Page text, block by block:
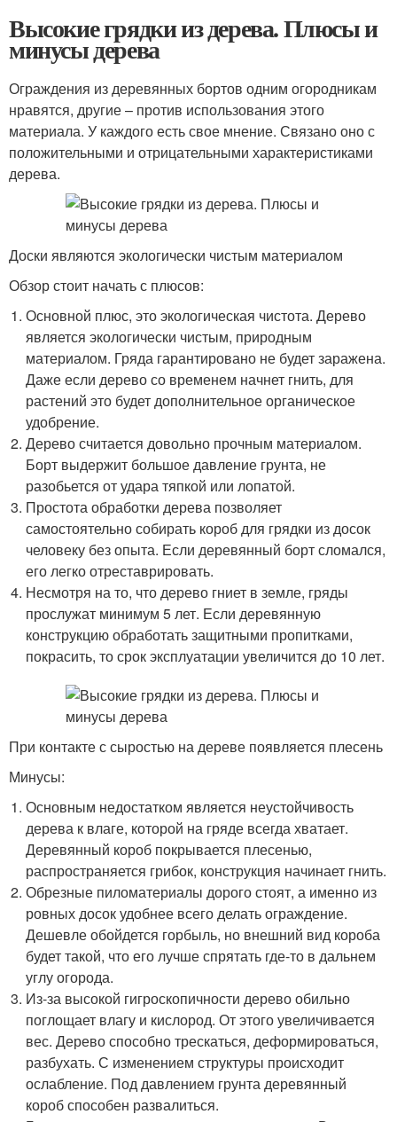
Высокие грядки из дерева. Плюсы и
минусы дерева
Ограждения из деревянных бортов одним огородникам
нравятся, другие – против использования этого
материала. У каждого есть свое мнение. Связано оно с
положительными и отрицательными характеристиками
дерева.
Доски являются экологически чистым материалом
Обзор стоит начать с плюсов:
Основной плюс, это экологическая чистота. Дерево
является экологически чистым, природным
материалом. Гряда гарантировано не будет заражена.
Даже если дерево со временем начнет гнить, для
растений это будет дополнительное органическое
удобрение.
Дерево считается довольно прочным материалом.
Борт выдержит большое давление грунта, не
разобьется от удара тяпкой или лопатой.
Простота обработки дерева позволяет
самостоятельно собирать короб для грядки из досок
человеку без опыта. Если деревянный борт сломался,
его легко отреставрировать.
Несмотря на то, что дерево гниет в земле, гряды
прослужат минимум 5 лет. Если деревянную
конструкцию обработать защитными пропитками,
покрасить, то срок эксплуатации увеличится до 10 лет.
При контакте с сыростью на дереве появляется плесень
Минусы:
Основным недостатком является неустойчивость
дерева к влаге, которой на гряде всегда хватает.
Деревянный короб покрывается плесенью,
распространяется грибок, конструкция начинает гнить.
Обрезные пиломатериалы дорого стоят, а именно из
ровных досок удобнее всего делать ограждение.
Дешевле обойдется горбыль, но внешний вид короба
будет такой, что его лучше спрятать где-то в дальнем
углу огорода.
Из-за высокой гигроскопичности дерево обильно
поглощает влагу и кислород. От этого увеличивается
вес. Дерево способно трескаться, деформироваться,
разбухать. С изменением структуры происходит
ослабление. Под давлением грунта деревянный
короб способен развалиться.